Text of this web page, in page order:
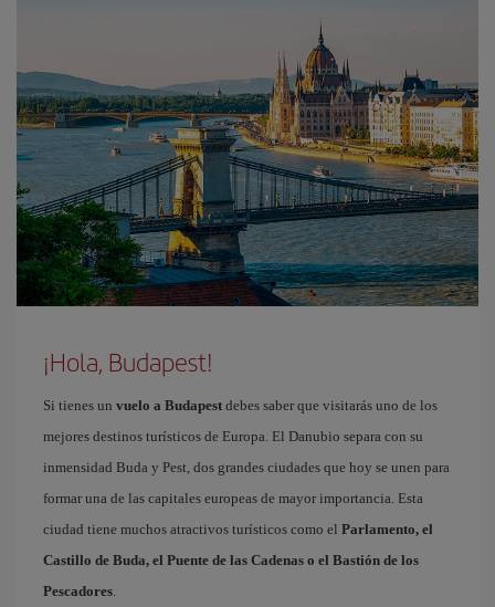
¡Hola, Budapest!
Si tienes un vuelo a Budapest debes saber que visitarás uno de los
mejores destinos turísticos de Europa. El Danubio separa con su
inmensidad Buda y Pest, dos grandes ciudades que hoy se unen para
formar una de las capitales europeas de mayor importancia. Esta
ciudad tiene muchos atractivos turísticos como el Parlamento, el
Castillo de Buda, el Puente de las Cadenas o el Bastión de los
Pescadores.